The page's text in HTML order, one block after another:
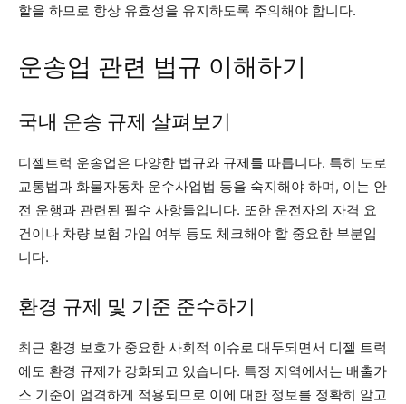
할을 하므로 항상 유효성을 유지하도록 주의해야 합니다.
운송업 관련 법규 이해하기
국내 운송 규제 살펴보기
디젤트럭 운송업은 다양한 법규와 규제를 따릅니다. 특히 도로
교통법과 화물자동차 운수사업법 등을 숙지해야 하며, 이는 안
전 운행과 관련된 필수 사항들입니다. 또한 운전자의 자격 요
건이나 차량 보험 가입 여부 등도 체크해야 할 중요한 부분입
니다.
환경 규제 및 기준 준수하기
최근 환경 보호가 중요한 사회적 이슈로 대두되면서 디젤 트럭
에도 환경 규제가 강화되고 있습니다. 특정 지역에서는 배출가
스 기준이 엄격하게 적용되므로 이에 대한 정보를 정확히 알고